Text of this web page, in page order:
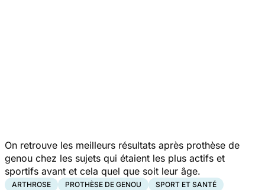
On retrouve les meilleurs résultats après prothèse de
genou chez les sujets qui étaient les plus actifs et
sportifs avant et cela quel que soit leur âge.
ARTHROSE PROTHÈSE DE GENOU SPORT ET SANTÉ